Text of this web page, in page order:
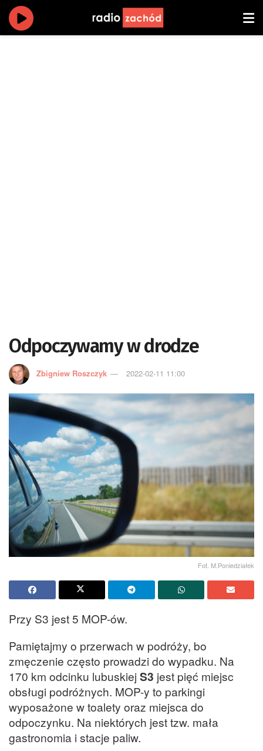
Odpoczywamy w drodze
Zbigniew Roszczyk 2022-02-11 11:00
Fot. M.Poniedziałek
Przy S3 jest 5 MOP-ów.
Pamiętajmy o przerwach w podróży, bo
zmęczenie często prowadzi do wypadku. Na
170 km odcinku lubuskiejS3 jest pięć miejsc
obsługi podróżnych. MOP-y to parkingi
wyposażone w toalety oraz miejsca do
odpoczynku. Na niektórych jest tzw. mała
gastronomia i stacje paliw.